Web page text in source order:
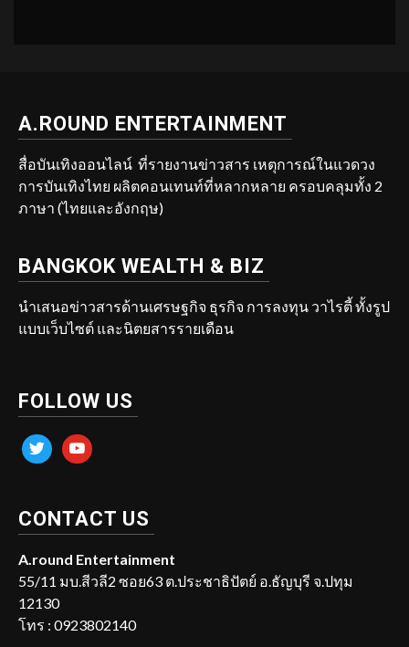
A.ROUND ENTERTAINMENT
สื่อบันเทิงออนไลน์ ที่รายงานข่าวสาร เหตุการณ์ในแวดวง
การบันเทิงไทย ผลิตคอนเทนท์ที่หลากหลาย ครอบคลุมทั้ง 2
ภาษา (ไทยและอังกฤษ)
BANGKOK WEALTH & BIZ
นำเสนอข่าวสารด้านเศรษฐกิจ ธุรกิจ การลงทุน วาไรตี้ ทั้งรูป
แบบเว็บไซต์ และนิตยสารรายเดือน
FOLLOW US
twitter youtube
CONTACT US
A.round Entertainment
55/11 มบ.สีวลี2 ซอย63 ต.ประชาธิปัตย์ อ.ธัญบุรี จ.ปทุม
12130
โทร : 0923802140